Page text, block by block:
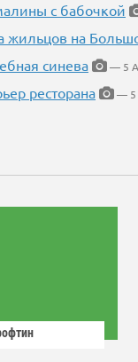
с бабочкой
жильцов на
синева
— 5
ресторана — 5